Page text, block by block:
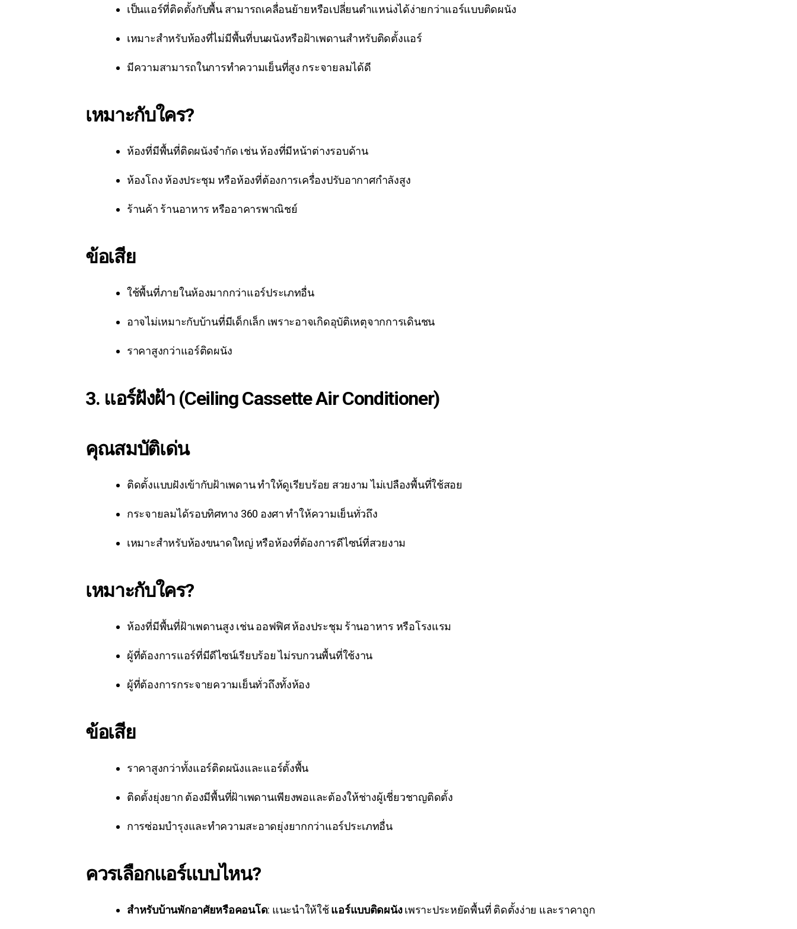
เป็นแอร์ที่ติดตั้งกับพื้น สามารถเคลื่อนย้ายหรือเปลี่ยนตำแหน่งได้ง่ายกว่าแอร์แบบติดผนัง
เหมาะสำหรับห้องที่ไม่มีพื้นที่บนผนังหรือฝ้าเพดานสำหรับติดตั้งแอร์
มีความสามารถในการทำความเย็นที่สูง กระจายลมได้ดี
เหมาะกับใคร?
ห้องที่มีพื้นที่ติดผนังจำกัด เช่น ห้องที่มีหน้าต่างรอบด้าน
ห้องโถง ห้องประชุม หรือห้องที่ต้องการเครื่องปรับอากาศกำลังสูง
ร้านค้า ร้านอาหาร หรืออาคารพาณิชย์
ข้อเสีย
ใช้พื้นที่ภายในห้องมากกว่าแอร์ประเภทอื่น
อาจไม่เหมาะกับบ้านที่มีเด็กเล็ก เพราะอาจเกิดอุบัติเหตุจากการเดินชน
ราคาสูงกว่าแอร์ติดผนัง
3. แอร์ฝังฝ้า (Ceiling Cassette Air Conditioner)
คุณสมบัติเด่น
ติดตั้งแบบฝังเข้ากับฝ้าเพดาน ทำให้ดูเรียบร้อย สวยงาม ไม่เปลืองพื้นที่ใช้สอย
กระจายลมได้รอบทิศทาง 360 องศา ทำให้ความเย็นทั่วถึง
เหมาะสำหรับห้องขนาดใหญ่ หรือห้องที่ต้องการดีไซน์ที่สวยงาม
เหมาะกับใคร?
ห้องที่มีพื้นที่ฝ้าเพดานสูง เช่น ออฟฟิศ ห้องประชุม ร้านอาหาร หรือโรงแรม
ผู้ที่ต้องการแอร์ที่มีดีไซน์เรียบร้อย ไม่รบกวนพื้นที่ใช้งาน
ผู้ที่ต้องการกระจายความเย็นทั่วถึงทั้งห้อง
ข้อเสีย
ราคาสูงกว่าทั้งแอร์ติดผนังและแอร์ตั้งพื้น
ติดตั้งยุ่งยาก ต้องมีพื้นที่ฝ้าเพดานเพียงพอและต้องให้ช่างผู้เชี่ยวชาญติดตั้ง
การซ่อมบำรุงและทำความสะอาดยุ่งยากกว่าแอร์ประเภทอื่น
ควรเลือกแอร์แบบไหน?
สำหรับบ้านพักอาศัยหรือคอนโด: แนะนำให้ใช้แอร์แบบติดผนังเพราะประหยัดพื้นที่ ติดตั้งง่าย และราคาถูก